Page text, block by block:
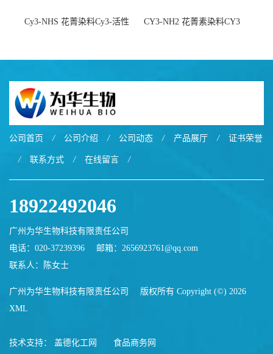
Cy3-NHS 花菁染料Cy3-活性
CY3-NH2 花菁素染料CY3
公司首页 / 公司介绍 / 公司动态 / 产品展厅 / 证书荣誉
/ 联系方式 / 在线留言 /
18922492046
广州为华生物科技有限责任公司
电话：020-37239396
邮箱： 2656923761@qq.com
联系人：陈女士
广州为华生物科技有限责任公司
版权所有 Copyright (©) 2026
XML
技术支持： 盖德化工网 食品商务网